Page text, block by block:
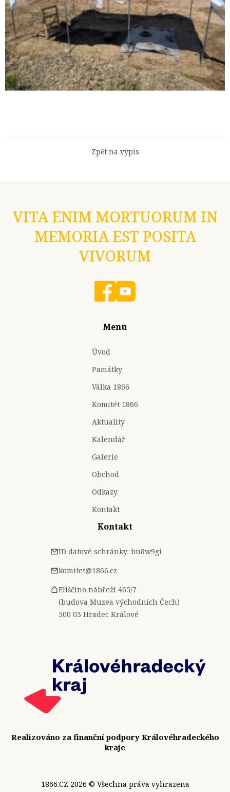
Zpět na výpis
VITA ENIM MORTUORUM IN
MEMORIA EST POSITA
VIVORUM
Menu
Úvod
Památky
Válka 1866
Komitét 1866
Aktuality
Kalendář
Galerie
Obchod
Odkazy
Kontakt
Kontakt
ID datové schránky: bu8w9gi
komitet@1866.cz
Eliščino nábřeží 465/7
(budova Muzea východních Čech)
500 03 Hradec Králové
Realizováno za finanční podpory Královéhradeckého
kraje
1866.CZ 2026 © Všechna práva vyhrazena